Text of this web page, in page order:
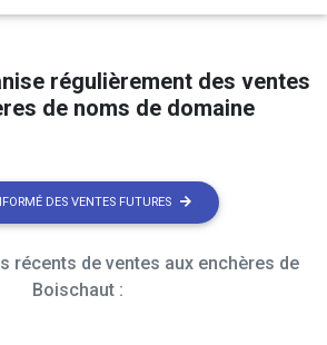
régulièrement des ventes
de noms de domaine
DES VENTES FUTURES
récents de ventes aux enchères de
Boischaut :